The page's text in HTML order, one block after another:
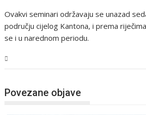
Ovakvi seminari održavaju se unazad
području cijelog Kantona, i prema
se i u narednom periodu.
Povezane objave